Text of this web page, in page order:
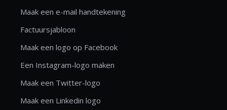
Maak een e-mail handtekening
Factuursjabloon
Maak een logo op Facebook
Een Instagram-logo maken
Maak een Twitter-logo
Maak een Linkedin logo